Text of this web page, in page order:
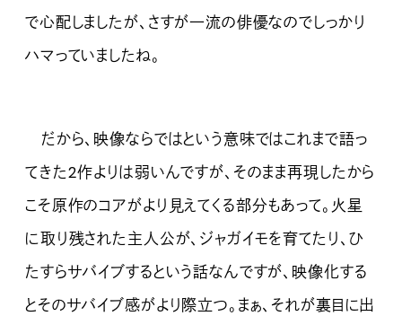
で心配しましたが、さすが一流の俳優なのでしっかり
ハマっていましたね。
だから、映像ならではという意味ではこれまで語っ
てきた2作よりは弱いんですが、そのまま再現したから
こそ原作のコアがより見えてくる部分もあって。火星
に取り残された主人公が、ジャガイモを育てたり、ひ
たすらサバイブするという話なんですが、映像化する
とそのサバイブ感がより際立つ。まぁ、それが裏目に出